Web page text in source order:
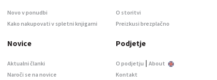
Novo v ponudbi
Kako nakupovati v spletni knjigarni
O storitvi
Preizkusi brezplačno
Novice
Aktualni članki
Naroči se na novice
Podjetje
O podjetju | About
Kontakt